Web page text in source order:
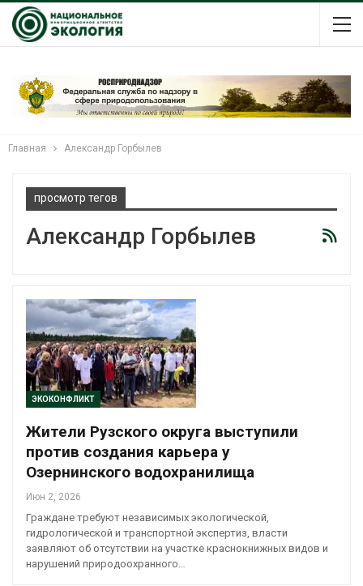
Главная Александр Горбылев
просмотр тегов
Александр Горбылев
ЭКОКОНФЛИКТ
Жители Рузского округа выступили
против создания карьера у
Озернинского водохранилища
Июн 2, 2026
Граждане требуют независимых экологической,
гидрологической и транспортной экспертиз, власти
заявляют об отсутствии на участке краснокнижных видов и
нарушений природоохранного…